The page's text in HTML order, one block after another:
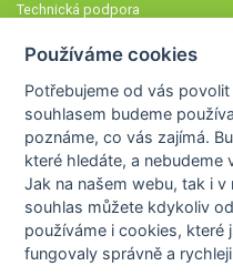
Technická podpora
Členové STOBklubu
Zásady nakládání s osobními údaji
Otestujte se
Spočítejte si
Výzva 52
Používáme cookies
Potřebujeme od vás povolit
souhlasem budeme
poznáme,co vás zajímá.
které hledáte, a nebudeme
Jak na našem webu, tak i v
souhlas můžete kdykoliv
používáme i cookies, které
fungovaly správně a